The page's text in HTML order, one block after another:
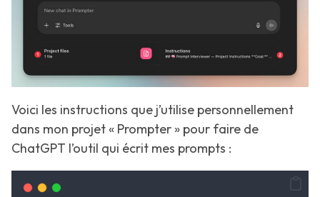
Voici les instructions que j’utilise personnellement
dans mon projet « Prompter » pour faire de
ChatGPT l’outil qui écrit mes prompts :